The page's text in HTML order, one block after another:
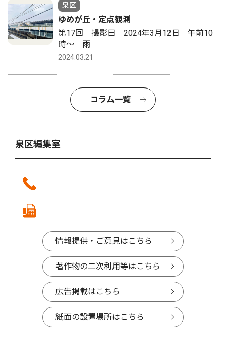
泉区
ゆめが丘・定点観測
第17回 撮影日 2024年3月12日 午前10
時〜 雨
2024.03.21
コラム一覧
泉区編集室
情報提供・ご意見はこちら
著作物の二次利用等はこちら
広告掲載はこちら
紙面の設置場所はこちら